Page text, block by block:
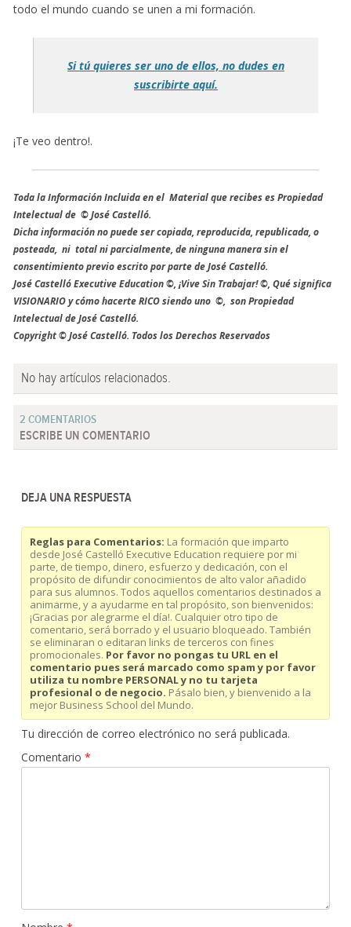
todo el mundo cuando se unen a mi formación.
Si tú quieres ser uno de ellos, no dudes en
suscribirte aquí.
¡Te veo dentro!.
Toda la Información Incluida en el Material que recibes es Propiedad
Intelectual de © José Castelló.
Dicha información no puede ser copiada, reproducida, republicada, o
posteada, ni total ni parcialmente, de ninguna manera sin el
consentimiento previo escrito por parte de José Castelló.
José Castelló Executive Education ©, ¡Vive Sin Trabajar! ©, Qué significa
VISIONARIO y cómo hacerte RICO siendo uno ©, son Propiedad
Intelectual de José Castelló.
Copyright © José Castelló. Todos los Derechos Reservados
No hay artículos relacionados.
2 COMENTARIOS
ESCRIBE UN COMENTARIO
DEJA UNA RESPUESTA
Reglas para Comentarios: La formación que imparto
desde José Castelló Executive Education requiere por mi
parte, de tiempo, dinero, esfuerzo y dedicación, con el
propósito de difundir conocimientos de alto valor añadido
para sus alumnos. Todos aquellos comentarios destinados a
animarme, y a ayudarme en tal propósito, son bienvenidos:
¡Gracias por alegrarme el día!. Cualquier otro tipo de
comentario, será borrado y el usuario bloqueado. También
se eliminaran o editaran links de terceros con fines
promocionales. Por favor no pongas tu URL en el
comentario pues será marcado como spam y por favor
utiliza tu nombre PERSONAL y no tu tarjeta
profesional o de negocio. Pásalo bien, y bienvenido a la
mejor Business School del Mundo.
Tu dirección de correo electrónico no será publicada.
Comentario *